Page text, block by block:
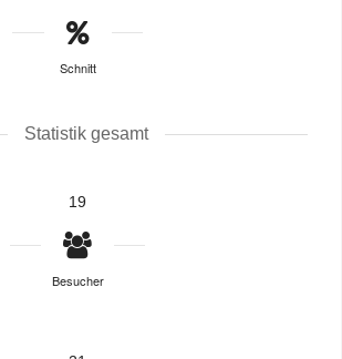
Schnitt
Statistik gesamt
19
Besucher